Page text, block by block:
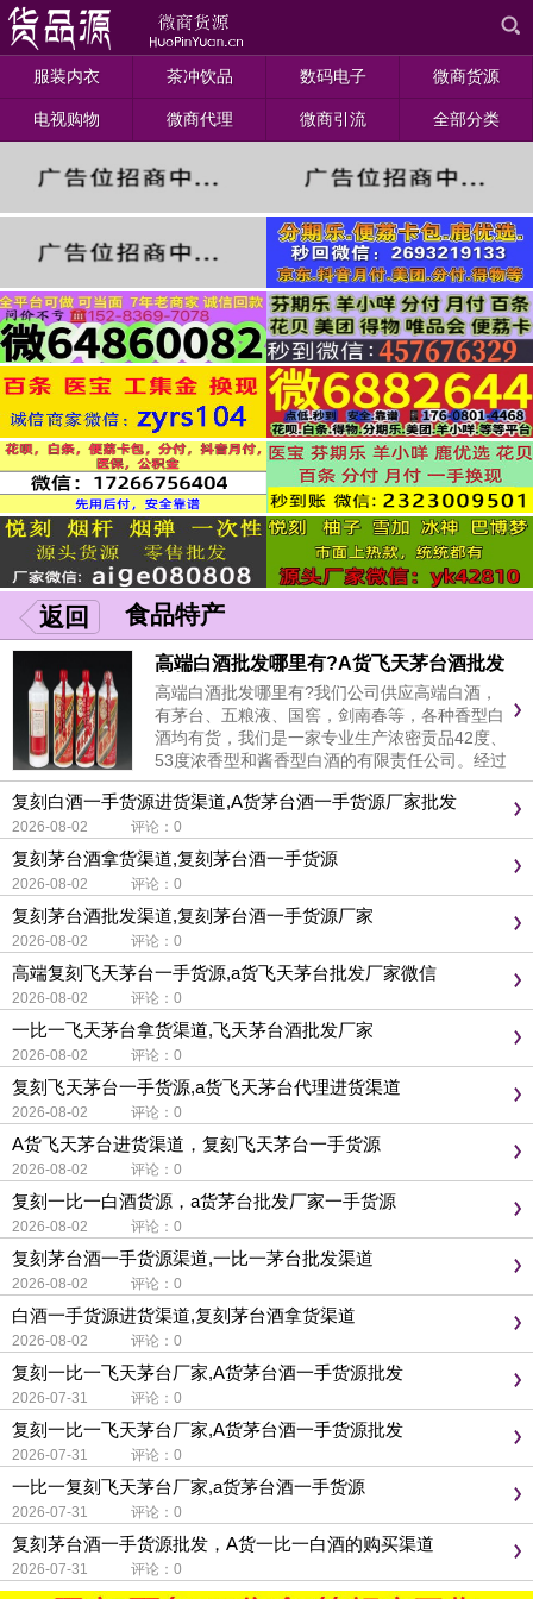
服装内衣 茶冲饮品 数码电子 微商货源
电视购物 微商代理 微商引流 全部分类
返回 食品特产
高端白酒批发哪里有?A货飞天茅台酒批发
市场供应商家
高端白酒批发哪里有?我们公司供应高端白酒，
有茅台、五粮液、国窖，剑南春等，各种香型白
酒均有货，我们是一家专业生产浓密贡品42度、
53度浓香型和酱香型白酒的有限责任公司。经过
多年的稳步发展，我们白酒公司已发展成为中国
最专业、最有信誉的酒水生产厂家之一。我公司
以“良心酿制，食者安心”为公司生存之本，以高
端白酒品牌茅台酒为首...
复刻白酒一手货源进货渠道,A货茅台酒一手货源厂家批发
2026-08-02 评论：0
复刻茅台酒拿货渠道,复刻茅台酒一手货源
2026-08-02 评论：0
复刻茅台酒批发渠道,复刻茅台酒一手货源厂家
2026-08-02 评论：0
高端复刻飞天茅台一手货源,a货飞天茅台批发厂家微信
2026-08-02 评论：0
一比一飞天茅台拿货渠道,飞天茅台酒批发厂家
2026-08-02 评论：0
复刻飞天茅台一手货源,a货飞天茅台代理进货渠道
2026-08-02 评论：0
A货飞天茅台进货渠道，复刻飞天茅台一手货源
2026-08-02 评论：0
复刻一比一白酒货源，a货茅台批发厂家一手货源
2026-08-02 评论：0
复刻茅台酒一手货源渠道,一比一茅台批发渠道
2026-08-02 评论：0
白酒一手货源进货渠道,复刻茅台酒拿货渠道
2026-08-02 评论：0
复刻一比一飞天茅台厂家,A货茅台酒一手货源批发
2026-07-31 评论：0
复刻一比一飞天茅台厂家,A货茅台酒一手货源批发
2026-07-31 评论：0
一比一复刻飞天茅台厂家,a货茅台酒一手货源
2026-07-31 评论：0
复刻茅台酒一手货源批发，A货一比一白酒的购买渠道
2026-07-31 评论：0